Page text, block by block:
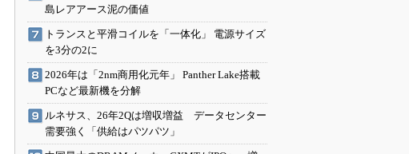
島レアアース泥の価値
トランスと平滑コイルを「一体化」 電源サイズ
を3分の2に
2026年は「2nm商用化元年」 Panther Lake搭載
PCなど最新機を分解
ルネサス、26年2Qは増収増益 データセンター
需要強く「供給はパツパツ」